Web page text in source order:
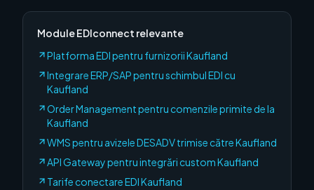
Module EDIconnect relevante
Platforma EDI pentru furnizorii Kaufland
Integrare ERP/SAP pentru schimbul EDI cu
Kaufland
Order Management pentru comenzile primite de la
Kaufland
WMS pentru avizele DESADV trimise către Kaufland
API Gateway pentru integrări custom Kaufland
Tarife conectare EDI Kaufland